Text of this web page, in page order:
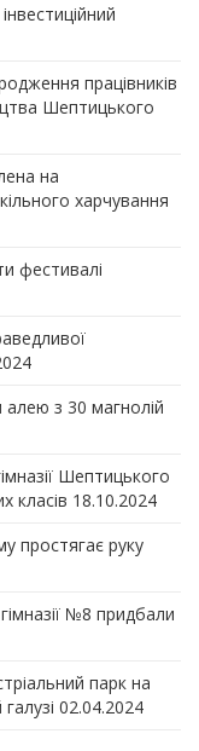
працівників
Шептицького
на
харчування
фестивалі
алею з 30 магнолій
Шептицького
класів 18.10.2024
простягає руку
№8 придбали
парк на
02.04.2024